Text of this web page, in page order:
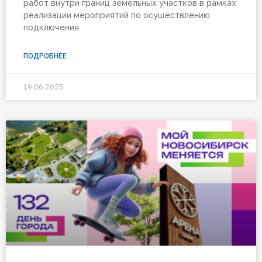
работ внутри границ земельных участков в рамках
реализации мероприятий по осуществлению
подключения
ПОДРОБНЕЕ
19.06.2025